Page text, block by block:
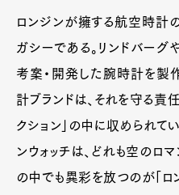
ロンジンが擁する航空時計
ガシーである。リンドバー
考案・開発した腕時計を製
計ブランドは、それを守る責
クション」の中に収められて
ンウォッチは、どれも空のロ
の中でも異彩を放つのが「ロ